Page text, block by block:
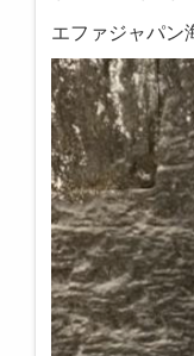
エファジャパン